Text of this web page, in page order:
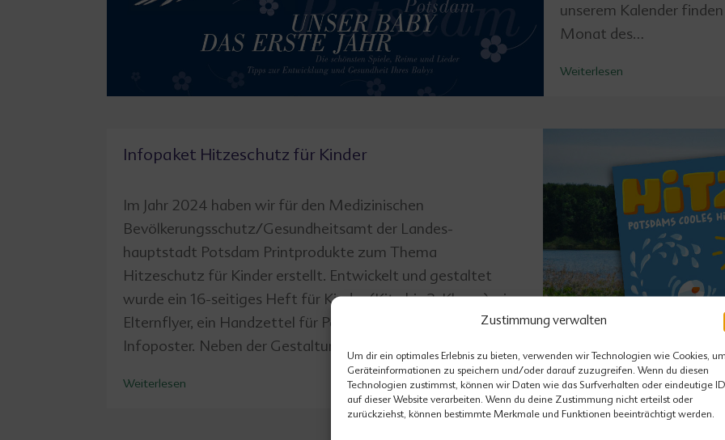
Zustimmung verwalten
Um dir ein optimales Erlebnis zu bieten, verwenden wir Technologien wie Cookies,
Geräteinformationen zu speichern und/oder darauf zuzugreifen. Wenn du diesen
Technologien zustimmst, können wir Daten wie das Surfverhalten oder eindeutige
auf dieser Website verarbeiten. Wenn du deine Zustimmung nicht erteilst oder
zurückziehst, können bestimmte Merkmale und Funktionen beeinträchtigt werden.
unserem Kalender
Monat des…
Weiterlesen
Infopaket Hitzeschutz für Kinder
Im Jahr 2024 haben wir für den Medizinischen
Bevölkerungsschutz/Gesundheitsamt der Landes­­
hauptstadt Potsdam Printprodukte zum Thema
Hitzeschutz für Kinder erstellt. Entwickelt und gestaltet
wurde ein 16-seitiges Heft für Kinder (Kita bis 3. Klasse), ein
Elternflyer, ein Handzettel für Padagög:innen und ein
Infoposter. Neben der Gestaltung gehörte auch die…
Weiterlesen